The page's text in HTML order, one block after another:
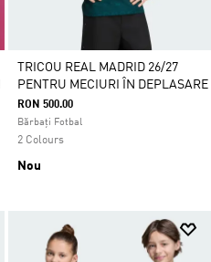
TRICOU REAL MADRID 26/27
PENTRU MECIURI ÎN DEPLASARE
RON 500.00
Bărbați Fotbal
2 Colours
Nou